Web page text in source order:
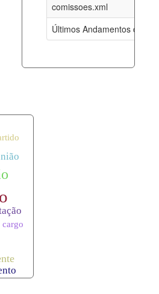
comissoes.xml
Últimos Andamentos de
08-08-
08-08-